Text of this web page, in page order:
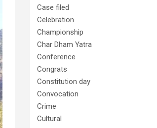
Case filed
Celebration
Championship
Char Dham Yatra
Conference
Congrats
Constitution day
Convocation
Crime
Cultural